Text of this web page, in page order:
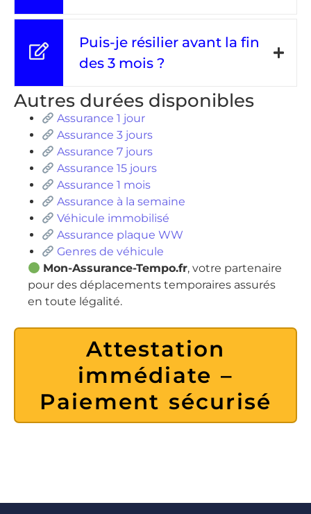
Puis-je résilier avant la fin
des 3 mois ?
Autres durées disponibles
Assurance 1 jour
Assurance 3 jours
Assurance 7 jours
Assurance 15 jours
Assurance 1 mois
Assurance à la semaine
Véhicule immobilisé
Assurance plaque WW
Genres de véhicule
Mon-Assurance-Tempo.fr, votre partenaire
pour des déplacements temporaires assurés
en toute légalité.
Attestation
immédiate –
Paiement sécurisé